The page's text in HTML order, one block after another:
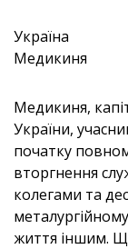
Україна
Медикиня
Медикиня,
України,
початку
вторгнення
колегами та
життя іншим.